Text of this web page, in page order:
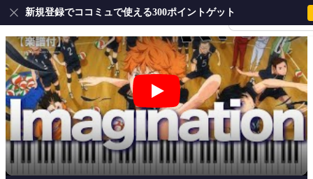
会員登録・ログイ
新規登録でココミュで使える300ポイントゲット
imagination - ハイキ